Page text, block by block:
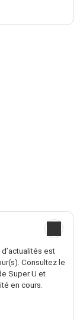
est
Consultez le
Super U et
en cours.